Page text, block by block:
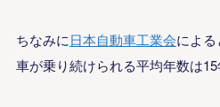
ちなみに日本自動車工業会によ
車が乗り続けられる平均年数は